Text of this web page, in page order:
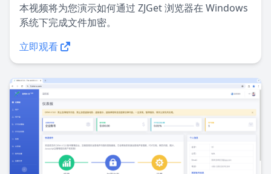
本视频将为您演示如何通过 ZJGet 浏览器在 Windows
系统下完成文件加密。
立即观看